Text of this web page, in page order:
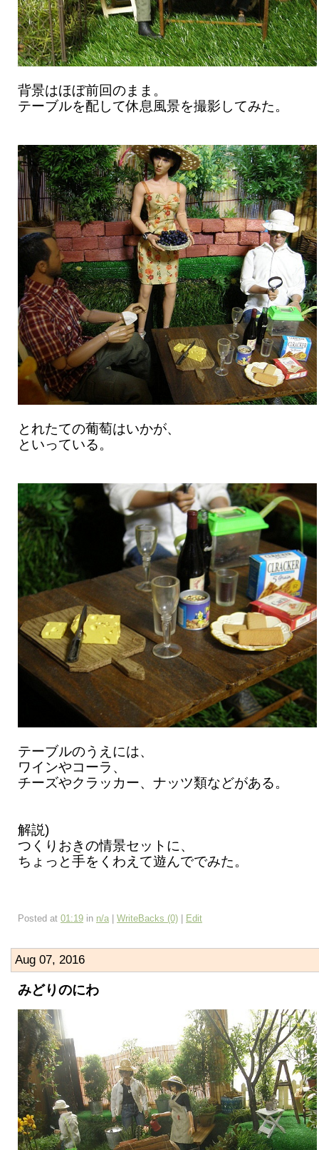
背景はほぼ前回のまま。
テーブルを配して休息風景を撮影してみた。
とれたての葡萄はいかが、
といっている。
テーブルのうえには、
ワインやコーラ、
チーズやクラッカー、ナッツ類などがある。
解説)
つくりおきの情景セットに、
ちょっと手をくわえて遊んででみた。
Posted at 01:19 in n/a WriteBacks (0) Edit
Aug 07, 2016
みどりのにわ